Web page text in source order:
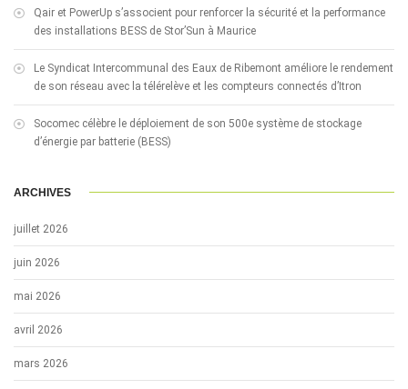
Qair et PowerUp s’associent pour renforcer la sécurité et la performance
des installations BESS de Stor’Sun à Maurice
Le Syndicat Intercommunal des Eaux de Ribemont améliore le rendement
de son réseau avec la télérelève et les compteurs connectés d’Itron
Socomec célèbre le déploiement de son 500e système de stockage
d’énergie par batterie (BESS)
ARCHIVES
juillet 2026
juin 2026
mai 2026
avril 2026
mars 2026